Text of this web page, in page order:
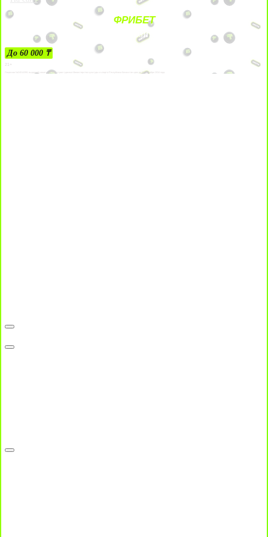
ФРИБЕТ
ЗА ДЕПОЗИТЫ
До 60 000 ₸
21+
Лицензии №24514359, выданной комитетом индустрии туризма Министерства культуры и спорта Республики Казахстан срок до 27 сентября 2034 года.